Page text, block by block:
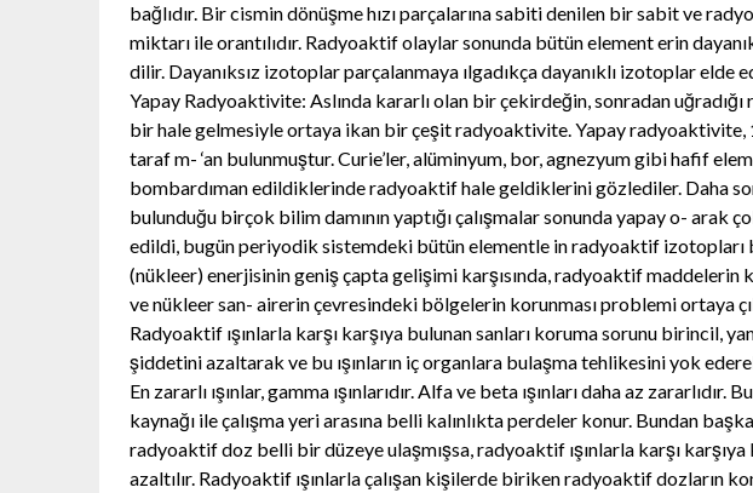
bağlıdır. Bir cismin dönüşme hızı parçalarına sabiti denilen bir sabit ve
miktarı ile orantılıdır. Radyoaktif olaylar sonunda bütün element erin
dilir. Dayanıksız izotoplar parçalanmaya ılgadıkça dayanıklı izotoplar elde
Yapay Radyoaktivite: Aslında kararlı olan bir çekirdeğin, sonradan
bir hale gelmesiyle ortaya ikan bir çeşit radyoaktivite. Yapay radyoaktivite,
taraf m- ‘an bulunmuştur. Curie’ler, alüminyum, bor, agnezyum gibi hafif
bombardıman edildiklerinde radyoaktif hale geldiklerini gözlediler. Daha
bulunduğu birçok bilim damının yaptığı çalışmalar sonunda yapay o- arak
edildi, bugün periyodik sistemdeki bütün elementle in radyoaktif
(nükleer) enerjisinin geniş çapta gelişimi karşısında, radyoaktif maddelerin
ve nükleer san- airerin çevresindeki bölgelerin korunması problemi ortaya
Radyoaktif ışınlarla karşı karşıya bulunan sanları koruma sorunu birincil,
şiddetini azaltarak ve bu ışınların iç organlara bulaşma tehlikesini yok
En zararlı ışınlar, gamma ışınlarıdır. Alfa ve beta ışınları daha az zararlıdır.
kaynağı ile çalışma yeri arasına belli kalınlıkta perdeler konur. Bundan
radyoaktif doz belli bir düzeye ulaşmışsa, radyoaktif ışınlarla karşı
azaltılır. Radyoaktif ışınlarla çalışan kişilerde biriken radyoaktif dozların